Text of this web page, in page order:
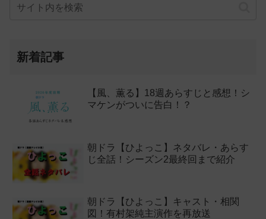
新着記事
【風、薫る】18週あらすじと感想！シ
マケンがついに告白！？
朝ドラ【ひよっこ】ネタバレ・あらす
じ全話！シーズン2最終回まで紹介
朝ドラ【ひよっこ】キャスト・相関
図！有村架純主演作を再放送